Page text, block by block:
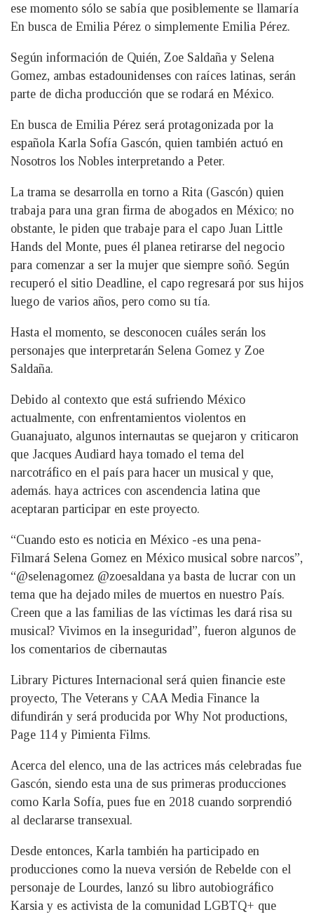
ese momento sólo se sabía que posiblemente se llamaría
En busca de Emilia Pérez o simplemente Emilia Pérez.
Según información de Quién, Zoe Saldaña y Selena
Gomez, ambas estadounidenses con raíces latinas, serán
parte de dicha producción que se rodará en México.
En busca de Emilia Pérez será protagonizada por la
española Karla Sofía Gascón, quien también actuó en
Nosotros los Nobles interpretando a Peter.
La trama se desarrolla en torno a Rita (Gascón) quien
trabaja para una gran firma de abogados en México; no
obstante, le piden que trabaje para el capo Juan Little
Hands del Monte, pues él planea retirarse del negocio
para comenzar a ser la mujer que siempre soñó. Según
recuperó el sitio Deadline, el capo regresará por sus hijos
luego de varios años, pero como su tía.
Hasta el momento, se desconocen cuáles serán los
personajes que interpretarán Selena Gomez y Zoe
Saldaña.
Debido al contexto que está sufriendo México
actualmente, con enfrentamientos violentos en
Guanajuato, algunos internautas se quejaron y criticaron
que Jacques Audiard haya tomado el tema del
narcotráfico en el país para hacer un musical y que,
además. haya actrices con ascendencia latina que
aceptaran participar en este proyecto.
“Cuando esto es noticia en México -es una pena-
Filmará Selena Gomez en México musical sobre narcos”,
“@selenagomez @zoesaldana ya basta de lucrar con un
tema que ha dejado miles de muertos en nuestro País.
Creen que a las familias de las víctimas les dará risa su
musical? Vivimos en la inseguridad”, fueron algunos de
los comentarios de cibernautas
Library Pictures Internacional será quien financie este
proyecto, The Veterans y CAA Media Finance la
difundirán y será producida por Why Not productions,
Page 114 y Pimienta Films.
Acerca del elenco, una de las actrices más celebradas fue
Gascón, siendo esta una de sus primeras producciones
como Karla Sofía, pues fue en 2018 cuando sorprendió
al declararse transexual.
Desde entonces, Karla también ha participado en
producciones como la nueva versión de Rebelde con el
personaje de Lourdes, lanzó su libro autobiográfico
Karsia y es activista de la comunidad LGBTQ+ que